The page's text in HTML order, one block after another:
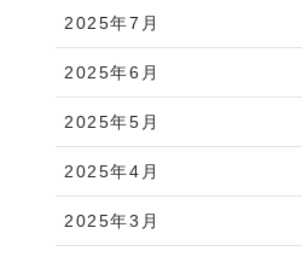
2025年7月
2025年6月
2025年5月
2025年4月
2025年3月